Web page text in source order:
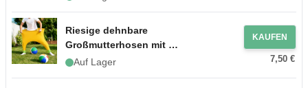
Riesige dehnbare
Großmutterhosen mit 2x
Bällen
Auf Lager
KAUFEN
7,50 €